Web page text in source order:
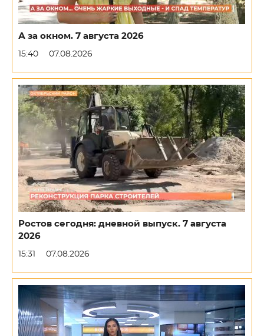
А за окном. 7 августа 2026
15:40 07.08.2026
Ростов сегодня: дневной выпуск. 7 августа
2026
15:31 07.08.2026